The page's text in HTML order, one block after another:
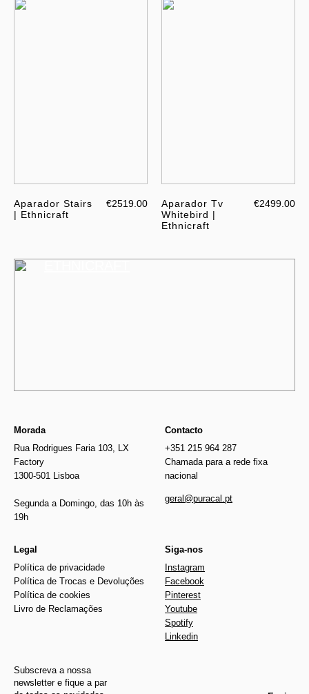
Aparador Stairs
| Ethnicraft
€2519.00
Aparador Tv
Whitebird |
Ethnicraft
€2499.00
Morada
Rua Rodrigues Faria 103, LX
Factory
1300-501 Lisboa
Segunda a Domingo, das 10h às
19h
Contacto
+351 215 964 287
Chamada para a rede fixa
nacional
geral@puracal.pt
Legal
Política de privacidade
Política de Trocas e Devoluções
Política de cookies
Livro de Reclamações
Siga-nos
Instagram
Facebook
Pinterest
Youtube
Spotify
Linkedin
Subscreva a nossa
newsletter e fique a par